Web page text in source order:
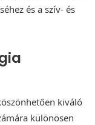
és a szív- és
kiváló
különösen